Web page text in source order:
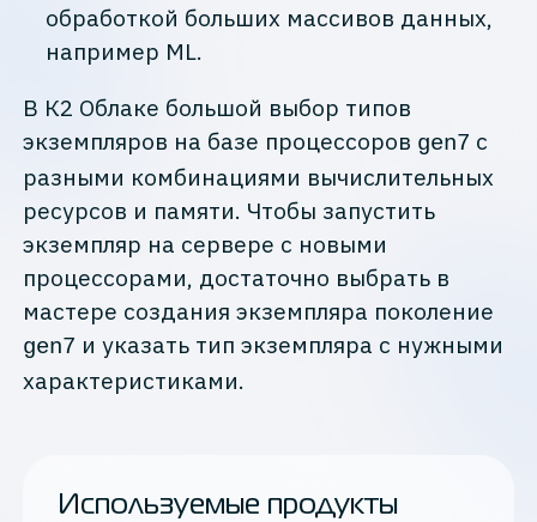
обработкой больших массивов данных,
например ML.
В К2 Облаке большой выбор типов
экземпляров на базе процессоров gen7 c
разными комбинациями вычислительных
ресурсов и памяти. Чтобы запустить
экземпляр на сервере с новыми
процессорами, достаточно выбрать в
мастере создания экземпляра поколение
gen7 и указать тип экземпляра с нужными
характеристиками.
Используемые продукты